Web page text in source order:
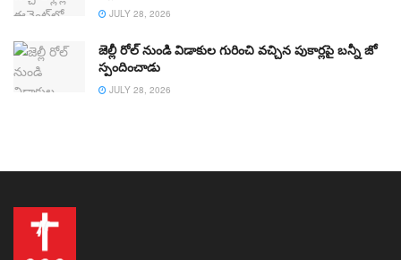
JULY 28, 2026
జెల్లీ రోల్ నుండి విడాకుల గురించి వచ్చిన పుకార్లపై బన్నీ జో
స్పందించాడు
JULY 28, 2026